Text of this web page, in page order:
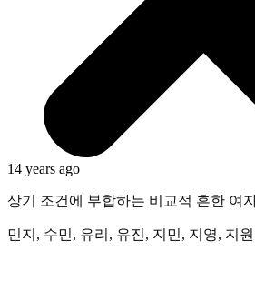
14 years ago
상기 조건에 부합하는 비교적 흔한 여
민지, 수민, 유리, 유진, 지민, 지영, 지